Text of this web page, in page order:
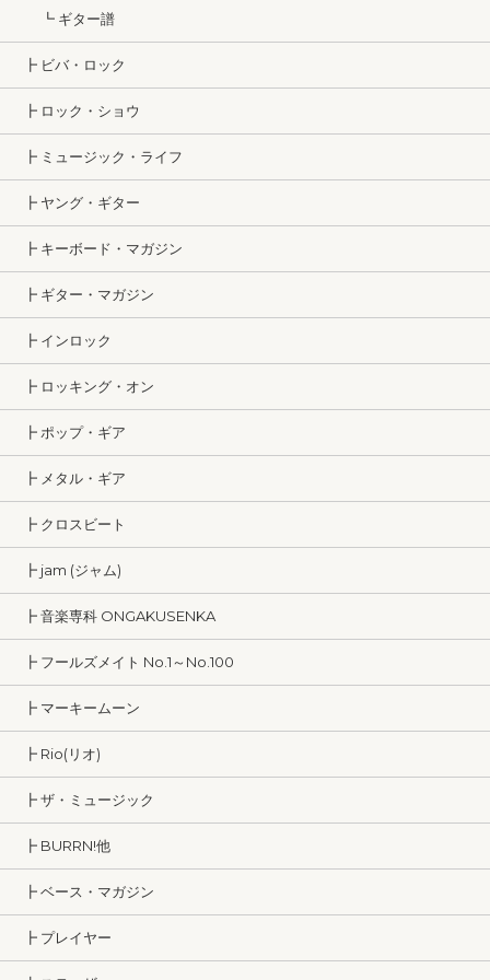
┗ ギター譜
┣ ビバ・ロック
┣ ロック・ショウ
┣ ミュージック・ライフ
┣ ヤング・ギター
┣ キーボード・マガジン
┣ ギター・マガジン
┣ インロック
┣ ロッキング・オン
┣ ポップ・ギア
┣ メタル・ギア
┣ クロスビート
┣ jam (ジャム)
┣ 音楽専科 ONGAKUSENKA
┣ フールズメイト No.1～No.100
┣ マーキームーン
┣ Rio(リオ)
┣ ザ・ミュージック
┣ BURRN!他
┣ ベース・マガジン
┣ プレイヤー